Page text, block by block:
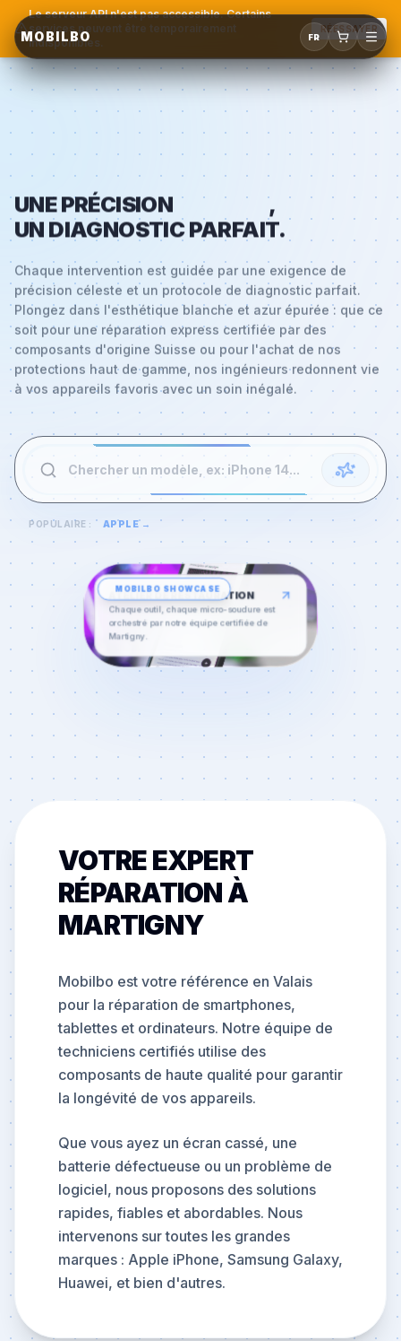
MOBILBO FR
Le serveur API n'est pas accessible. Certains
services peuvent être temporairement
indisponibles.
RÉESSAYER
UNE PRÉCISION CÉLESTE,
UN DIAGNOSTIC PARFAIT.
précision céleste et un protocole de diagnostic parfait.
Plongez dans l'esthétique blanche et azur épurée : que ce
soit pour une réparation express certifiée par des
composants d'origine Suisse ou pour l'achat de nos
protections haut de gamme, nos ingénieurs redonnent vie
à vos appareils favoris avec un soin inégalé.
Chercher un modèle, ex: iPhone 14...
POPULAIRE : APPLE→
MOBILBOSHOWCASE
ATELIER DE RESTAURATION
Chaque outil, chaque micro-soudure est
orchestré par notre équipe certifiée de
Martigny.
VOTRE EXPERT
RÉPARATION À
MARTIGNY
Mobilbo est votre référence en Valais
pour la réparation de smartphones,
tablettes et ordinateurs. Notre équipe de
techniciens certifiés utilise des
composants de haute qualité pour garantir
la longévité de vos appareils.
Que vous ayez un écran cassé, une
batterie défectueuse ou un problème de
logiciel, nous proposons des solutions
rapides, fiables et abordables. Nous
intervenons sur toutes les grandes
marques : Apple iPhone, Samsung Galaxy,
Huawei, et bien d'autres.